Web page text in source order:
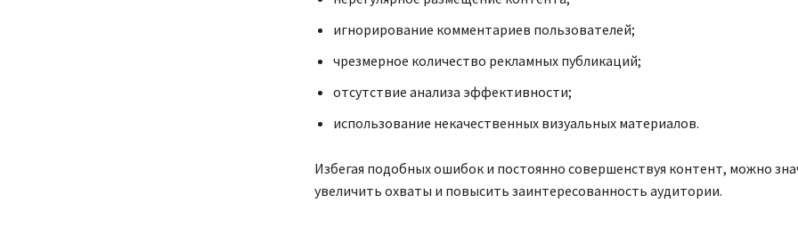
игнорирование комментариев пользователей;
чрезмерное количество рекламных публикаций;
отсутствие анализа эффективности;
использование некачественных визуальных материалов.
Избегая подобных ошибок и постоянно совершенствуя контент, можно
увеличить охваты и повысить заинтересованность аудитории.